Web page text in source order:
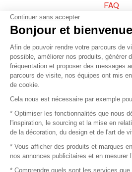
FAQ
Vendez vos
Plan du site
© 2016 –
Recrutement
Continuer sans accepter
Bonjour et bienvenue
Afin de pouvoir rendre votre parcours de
possible, améliorer nos produits, générer
fréquentation et proposer des messages
parcours de visite, nos équipes ont mis
de cookie.
Cela nous est nécessaire par exemple
* Optimiser les fonctionnalités que nous
l'inspiration, le sourcing et la mise en
de la décoration, du design et de l'art de
* Vous afficher des produits et marques
nos annonces publicitaires et en mesurer
* Comprendre quels sont les services